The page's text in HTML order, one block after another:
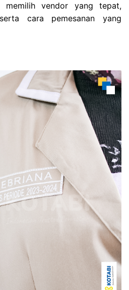
memilih vendor yang tepat,
cara pemesanan yang